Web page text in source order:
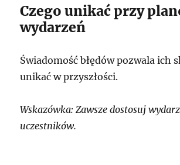
Czego unikać przy
wydarzeń
Świadomość błędów pozwala ich
unikać w przyszłości.
Wskazówka: Zawsze dostosuj
uczestników.